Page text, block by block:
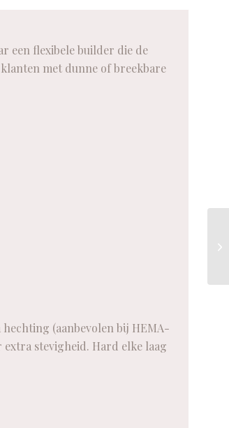
een flexibele builder die de
met dunne of breekbare
(aanbevolen bij HEMA-
stevigheid. Hard elke laag